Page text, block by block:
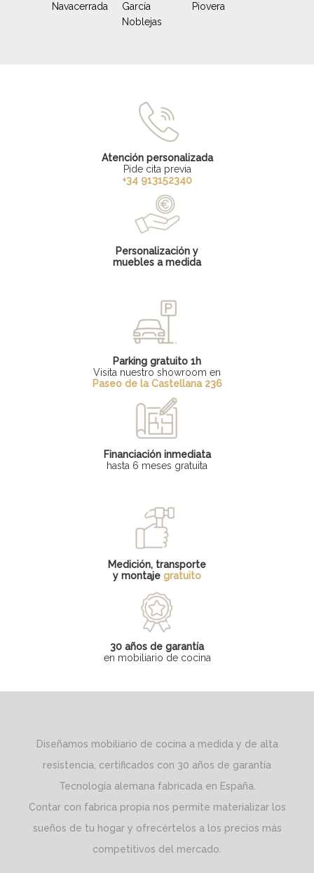
Navacerrada
García
Noblejas
Piovera
Atención personalizada
Pide cita previa
+34 913152340
Personalización y
muebles a medida
Parking gratuito 1h
Visita nuestro showroom en
Paseo de la Castellana 236
Financiación inmediata
hasta 6 meses gratuita
Medición, transporte
y montaje gratuito
30 años de garantía
en mobiliario de cocina
Diseñamos mobiliario de cocina a medida y de alta
resistencia, certificados con 30 años de garantía
Tecnología alemana fabricada en España.
Contar con fabrica propia nos permite materializar los
sueños de tu hogar y ofrecértelos a los precios más
competitivos del mercado.